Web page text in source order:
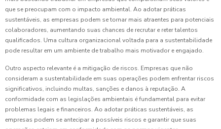
que se preocupam com o impacto ambiental. Ao adotar práticas
sustentáveis, as empresas podem se tornar mais atraentes para potenciais
colaboradores, aumentando suas chances de recrutar e reter talentos
qualificados. Uma cultura organizacional voltada para a sustentabilidade
pode resultar em um ambiente de trabalho mais motivador e engajado.
Outro aspecto relevante é a mitigação de riscos. Empresas que não
consideram a sustentabilidade em suas operações podem enfrentar riscos
significativos, incluindo multas, sanções e danos à reputação. A
conformidade com as legislações ambientais é fundamental para evitar
problemas legais e financeiros. Ao adotar práticas sustentáveis, as
empresas podem se antecipar a possíveis riscos e garantir que suas